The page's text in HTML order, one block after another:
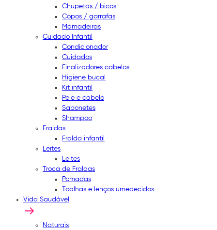
Chupetas / bicos
Copos / garrafas
Mamadeiras
Cuidado Infantil
Condicionador
Cuidados
Finalizadores cabelos
Higiene bucal
Kit infantil
Pele e cabelo
Sabonetes
Shampoo
Fraldas
Fralda infantil
Leites
Leites
Troca de Fraldas
Pomadas
Toalhas e lenços umedecidos
Vida Saudável
Naturais